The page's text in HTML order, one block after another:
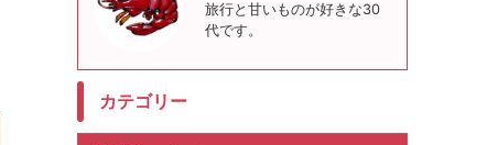
旅行と甘いものが好きな30
代です。
カテゴリー